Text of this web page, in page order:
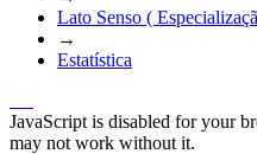
Lato Senso (
→
Estatística
JavaScript is disabled for your
may not work without it.